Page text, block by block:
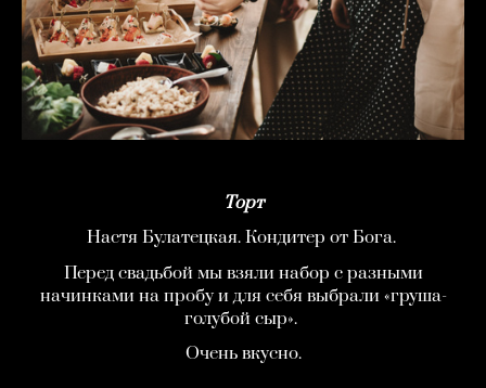
Торт
Настя Булатецкая. Кондитер от Бога.
Перед свадьбой мы взяли набор с разными
начинками на пробу и для себя выбрали «груша-
голубой сыр».
Очень вкусно.